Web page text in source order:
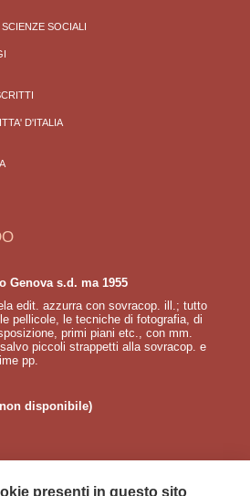
SOCIALI
D'ITALIA
Genova s.d. ma 1955
edit. azzurra con sovracop. ill.; tutto
pellicole, le tecniche di fotografia, di
primi piani etc., con mm.
piccoli strappetti alla sovracop. e
pp.
disponibile)
presenti in questo sito